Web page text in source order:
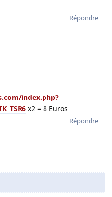
Répondre
index.php?
x2 = 8 Euros
Répondre